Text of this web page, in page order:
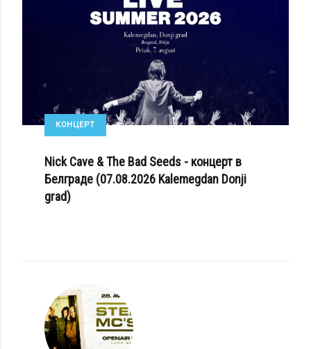
КОНЦЕРТ
Nick Cave & The Bad Seeds - концерт в
Белграде (07.08.2026 Kalemegdan Donji
grad)